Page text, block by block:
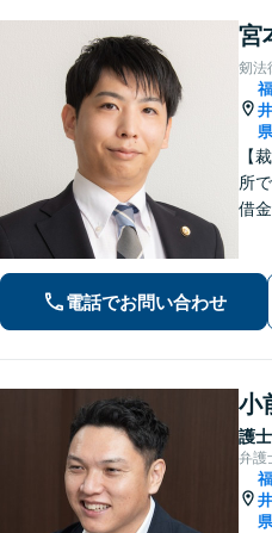
宮
剱法
福
井
県
【
所
借
る
可
電話でお問い合わせ
小
護士
弁護
福
井
県